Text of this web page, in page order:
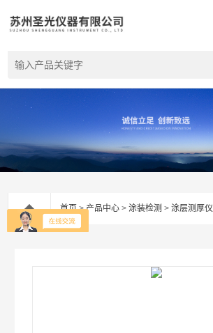
首页>产品中心 >涂装检测 >涂层测厚仪